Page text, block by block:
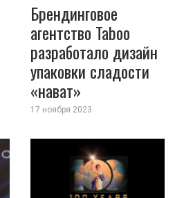
Брендинговое
агентство Taboo
разработало дизайн
упаковки сладости
«нават»
17 ноября 2023